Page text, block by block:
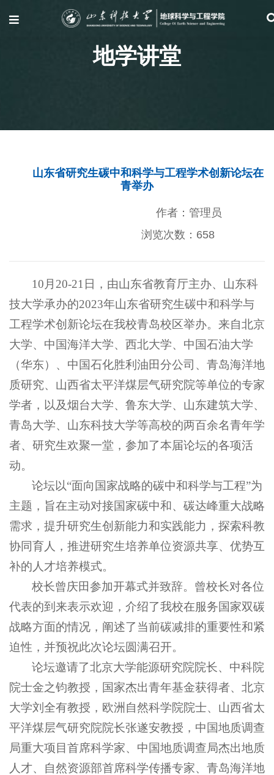
地学讲堂
山东省研究生碳中和科学与工程学术创新论坛在
青举办
作者：管理员
浏览次数： 658
10月20-21日，由山东省教育厅主办、山东科
技大学承办的2023年山东省研究生碳中和科学与
工程学术创新论坛在我校青岛校区举办。来自北京
大学、中国海洋大学、西北大学、中国石油大学
（华东）、中国石化胜利油田分公司、青岛海洋地
质研究、山西省太平洋煤层气研究院等单位的专家
学者，以及烟台大学、鲁东大学、山东建筑大学、
青岛大学、山东科技大学等高校的两百余名青年学
者、研究生欢聚一堂，参加了本届论坛的各项活
动。
论坛以“面向国家战略的碳中和科学与工程”为
主题，旨在主动对接国家碳中和、碳达峰重大战略
需求，提升研究生创新能力和实践能力，探索科教
协同育人，推进研究生培养单位资源共享、优势互
补的人才培养模式。
校长曾庆田参加开幕式并致辞。曾校长对各位
代表的到来表示欢迎，介绍了我校在服务国家双碳
战略方面的情况，阐述了当前碳减排的重要性和紧
迫性，并预祝此次论坛圆满召开。
论坛邀请了北京大学能源研究院院长、中科院
院士金之钧教授，国家杰出青年基金获得者、北京
大学刘全有教授，欧洲自然科学院院士、山西省太
平洋煤层气研究院院长张遂安教授，中国地质调查
局重大项目首席科学家、中国地质调查局杰出地质
人才、自然资源部首席科学传播专家、青岛海洋地